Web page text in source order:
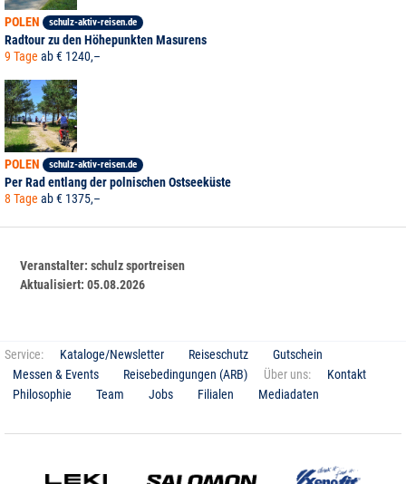
POLEN schulz-aktiv-reisen.de
Radtour zu den Höhepunkten Masurens
9 Tage ab € 1240,–
POLEN schulz-aktiv-reisen.de
Per Rad entlang der polnischen Ostseeküste
8 Tage ab € 1375,–
Veranstalter:schulz sportreisen
Aktualisiert:05.08.2026
Service: Kataloge/Newsletter Reiseschutz
Gutschein
Messen & Events
Reisebedingungen (ARB) Über uns:
Kontakt
Philosophie
Team Jobs Filialen Mediadaten